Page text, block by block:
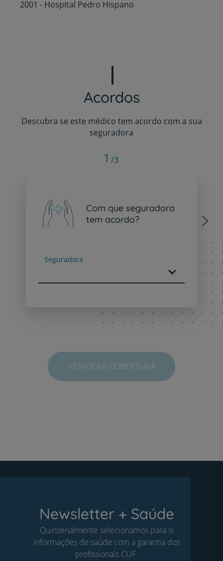
2001 - Hospital Pedro Hispano
Acordos
Descubra se este médico tem acordo com a sua
seguradora
Com que seguradora
tem acordo?
Seguradora
Next
1 /3
VERIFICAR COBERTURA
Newsletter + Saúde
Quinzenalmente selecionamos para si
informações de saúde com a garantia dos
profissionais CUF.